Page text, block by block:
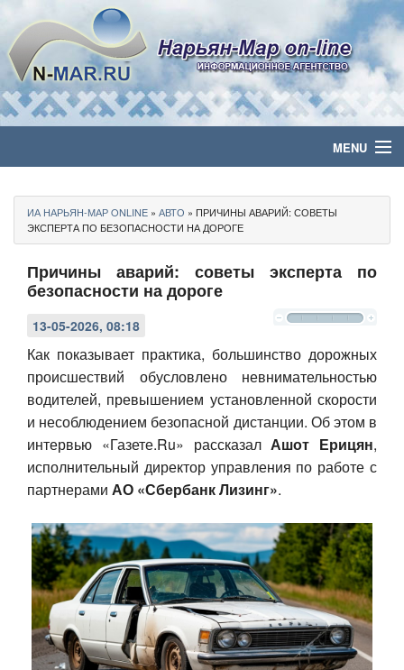
MENU
Политика
Бизнес
Культура
Медиа
Спорт
ИА НАРЬЯН-МАР ONLINE » АВТО » ПРИЧИНЫ АВАРИЙ: СОВЕТЫ
ЭКСПЕРТА ПО БЕЗОПАСНОСТИ НА ДОРОГЕ
Причины аварий: советы эксперта по
безопасности на дороге
13-05-2026, 08:18
Как показывает практика, большинство дорожных
происшествий обусловлено невнимательностью
водителей, превышением установленной скорости
и несоблюдением безопасной дистанции. Об этом в
интервью «Газете.Ru» рассказалАшот Ерицян,
исполнительный директор управления по работе с
партнерами АО «Сбербанк Лизинг».